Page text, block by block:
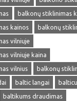
balkonų stiklinimas
kainos
balkonų
vilniuje
vilniuje kaina
vilnius
balkonų
baltic langai
baltikums draudimas